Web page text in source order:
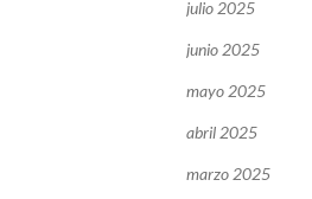
julio 2025
junio 2025
mayo 2025
abril 2025
marzo 2025